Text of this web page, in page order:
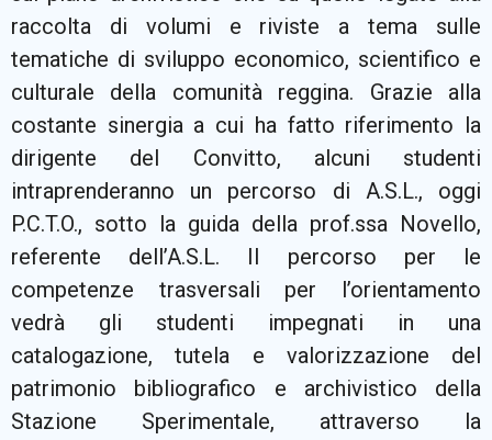
raccolta di volumi e riviste a tema sulle
tematiche di sviluppo economico, scientifico e
culturale della comunità reggina. Grazie alla
costante sinergia a cui ha fatto riferimento la
dirigente del Convitto, alcuni studenti
intraprenderanno un percorso di A.S.L., oggi
P.C.T.O., sotto la guida della prof.ssa Novello,
referente dell’A.S.L. Il percorso per le
competenze trasversali per l’orientamento
vedrà gli studenti impegnati in una
catalogazione, tutela e valorizzazione del
patrimonio bibliografico e archivistico della
Stazione Sperimentale, attraverso la